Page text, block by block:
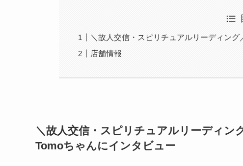
＼故人交信・スピリチュアルリーディング
店舗情報
＼故人交信・スピリチュアルリーディン
Tomoちゃんにインタビュー